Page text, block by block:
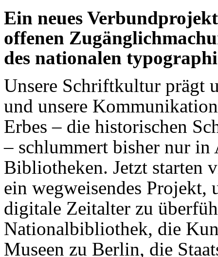
Ein neues
offenen
des nationalen
Unsere Schriftkultur prägt
und unsere
Erbes – die historischen
– schlummert bisher nur
Bibliotheken. Jetzt starten
ein wegweisendes Projekt,
digitale Zeitalter zu
Nationalbibliothek, die
Museen zu Berlin, die